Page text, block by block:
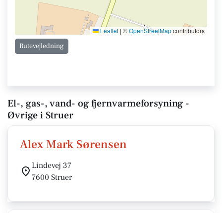
Leaflet | ©OpenStreetMapcontributors
Rutevejledning
El-, gas-, vand- og fjernvarmeforsyning -
Øvrige i Struer
Alex Mark Sørensen
Lindevej 37
7600 Struer